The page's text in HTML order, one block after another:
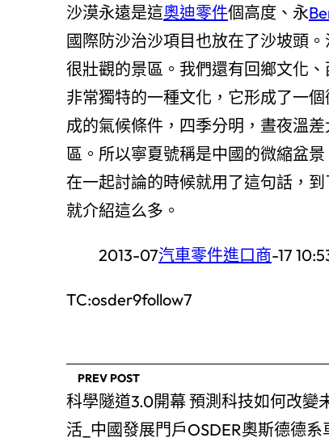
沙漠永遠是這奧迪零件個高度、永
國際防沙治沙項目也放在了沙坡頭
很壯觀的景區。我們還有回鄉文化
非常獨特的一種文化，它形成了一
成的氣候條件，四季分明，晝夜溫
區。所以寧夏號稱是中國的微縮盆
在一起討論的時候就用了這句話，
就介紹這么多。
2013-07汽車零件進口商-17
TC:osder9follow7
PREV POST
科學隧道3.0開幕 預測科技如何改變
活_中國發展門戶OSDER奧斯德德系